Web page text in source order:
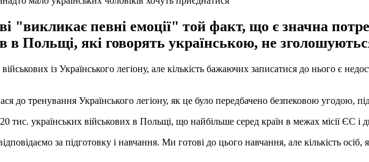
"викликає певні емоції" той факт, що є значна
в Польщі, які говорять українською, не
із Українського легіону, але кількість бажаючих записатися до нього є
до тренування Українського легіону, як це було передбачено безпековою
тис. українських військових в Польщі, що найбільше серед країн в межах місії ЄС і
за підготовку і навчання. Ми готові до цього навчання, але кількість